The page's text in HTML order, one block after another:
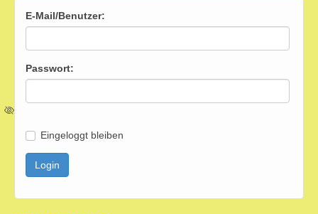
Unsere Prinzenpaar
Unser Verein
E-Mail/Benutzer:
Passwort:
Eingeloggt bleiben
Login